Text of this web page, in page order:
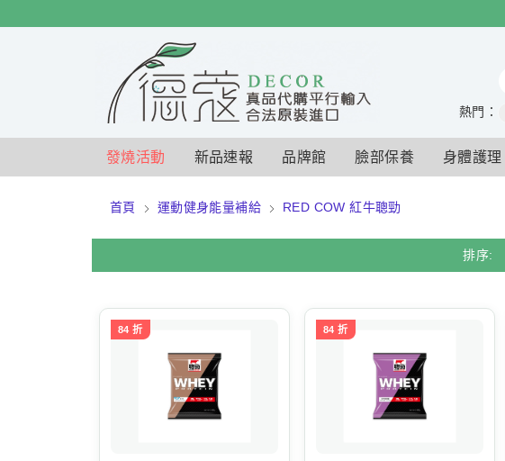
$
$
時 特賣
熱門：
發燒活動 新品速報 品牌館 臉部保養 身體護理
首頁 運動健身能量補給 RED COW 紅牛聰勁
排序:
84 折 84 折